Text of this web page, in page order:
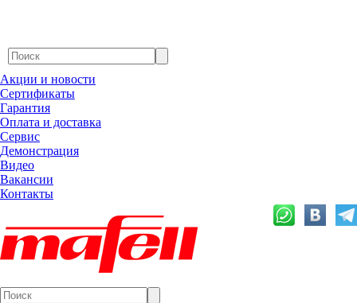
Акции и новости
Сертификаты
Гарантия
Оплата и доставка
Сервис
Демонстрация
Видео
Вакансии
Контакты